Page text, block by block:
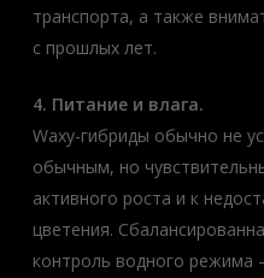
транспорта, а также
с прошлых лет.
4. Питание и влага.
Waxy-гибриды обычно не
обычным, но
активного роста и к
цветения.
контроль водного режима